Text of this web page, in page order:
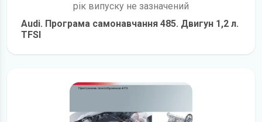
рік випуску не зазначений
Audi. Програма самонавчання 485. Двигун 1,2 л.
TFSI